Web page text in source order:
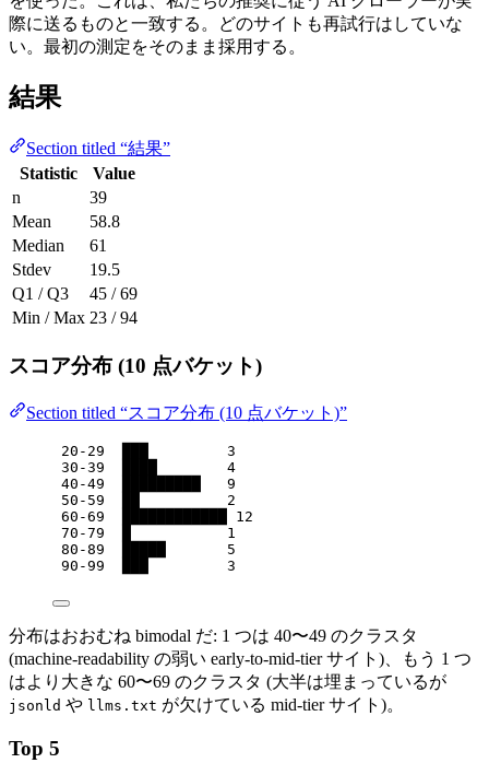
際に送るものと一致する。どのサイトも再試行はしていな
い。最初の測定をそのまま採用する。
結果
Section titled “結果”
Statistic
Value
n
39
Mean
58.8
Median
61
Stdev
19.5
Q1 / Q3
45 / 69
Min / Max 23 / 94
スコア分布 (10 点バケット)
Section titled “スコア分布 (10 点バケット)”
20-29  ███         3
30-39  ████        4
40-49  █████████   9
50-59  ██          2
60-69  ████████████ 12
70-79  █           1
80-89  █████       5
90-99  ███         3
分布はおおむね bimodal だ: 1 つは 40〜49 のクラスタ
(machine-readability の弱い early-to-mid-tier サイト)、もう 1 つ
はより大きな 60〜69 のクラスタ (大半は埋まっているが
jsonld や llms.txt が欠けている mid-tier サイト)。
Top 5